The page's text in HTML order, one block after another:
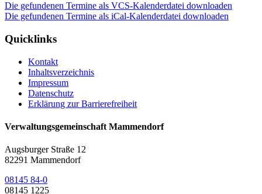
Die gefundenen Termine als VCS-Kalenderdatei downloaden
Die gefundenen Termine als iCal-Kalenderdatei downloaden
Quicklinks
Kontakt
Inhaltsverzeichnis
Impressum
Datenschutz
Erklärung zur Barrierefreiheit
Verwaltungsgemeinschaft Mammendorf
Augsburger Straße 12
82291 Mammendorf
08145 84-0
08145 1225